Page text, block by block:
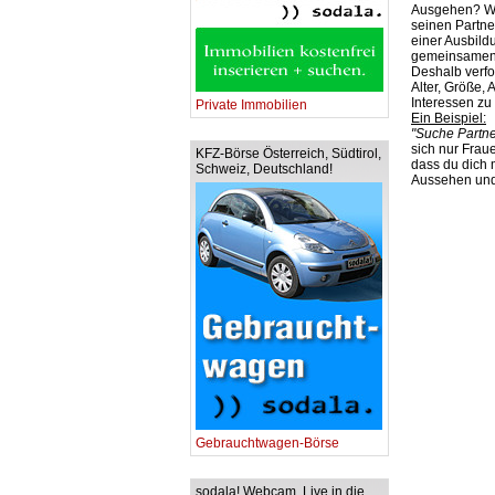
Private Immobilien
KFZ-Börse Österreich, Südtirol,
Schweiz, Deutschland!
Gebrauchtwagen-Börse
sodala! Webcam. Live in die
Ausgehen?
seinen
einer
Deshalb
Alter, Größe,
Interessen
Ein Beispiel:
"Suche
sich nur
dass du dich
Aussehen